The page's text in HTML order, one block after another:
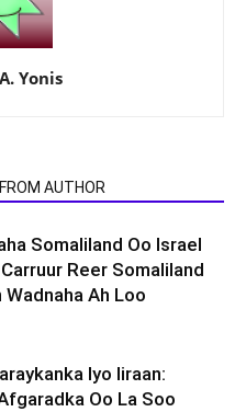
Yonis
AUTHOR
Somaliland Oo Israel
Reer Somaliland
Wadnaha Ah Loo
Iyo Iiraan:
Oo La Soo